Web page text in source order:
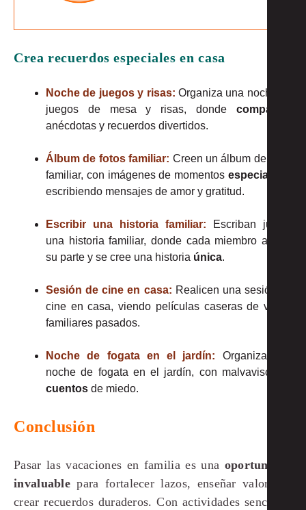
Crea recuerdos especiales en casa
Noche de juegos y risas: Organiza una noche de
juegos de mesa y risas, donde compartan
anécdotas y recuerdos divertidos.
Álbum de fotos familiar: Creen un álbum de fotos
familiar, con imágenes de momentosespeciales
escribiendo mensajes de amor y gratitud.
Escribir una historia familiar: Escriban juntos
una historia familiar, donde cada miembro aporte
su parte y se cree una historia única.
Sesión de cine en casa: Realicen una sesión de
cine en casa, viendo películas caseras de viajes
familiares pasados.
Noche de fogata en el jardín:
Organiza una
noche de fogata en el jardín, con malvaviscos y
cuentos de miedo.
Conclusión
Pasar las vacaciones en familia es una oportunidad
invaluable para fortalecer lazos, enseñar valores y
crear recuerdos duraderos. Con actividades sencillas,